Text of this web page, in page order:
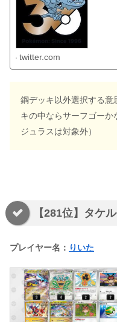
twitter.com
鋼デッキ以外選択する意
キの中ならサーフゴーか
ジュラスは対象外）
【281位】タケ
プレイヤー名： りいた